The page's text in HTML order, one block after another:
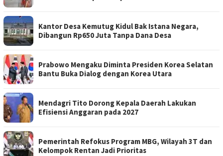
Kantor Desa Kemutug Kidul Bak Istana Negara,
Dibangun Rp650 Juta Tanpa Dana Desa
Prabowo Mengaku Diminta Presiden Korea Selatan
Bantu Buka Dialog dengan Korea Utara
Mendagri Tito Dorong Kepala Daerah Lakukan
Efisiensi Anggaran pada 2027
Pemerintah Refokus Program MBG, Wilayah 3T dan
Kelompok Rentan Jadi Prioritas